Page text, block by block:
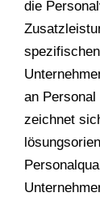
die
an
zeichnet